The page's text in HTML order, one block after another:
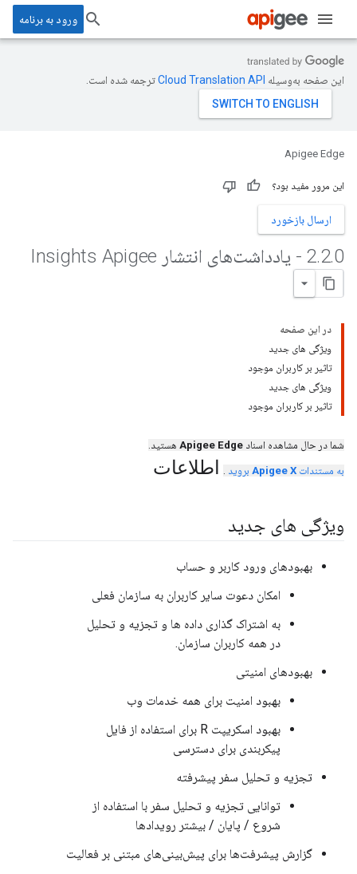
ورود به برنامه
این صفحه به‌وسیله ترجمه شده است.
Apigee Edge
این مرور مفید بود؟
ارسال بازخورد
2.2.0 - یادداشت‌های انتشار Insights Apigee
در این صفحه
ویژگی های جدید
تاثیر بر کاربران موجود
ویژگی های جدید
تاثیر بر کاربران موجود
شما در حال مشاهده اسناد Apigee Edge هستید.
به مستندات Apigee X بروید . اطلاعات
ویژگی های جدید
بهبودهای ورود کاربر و حساب
امکان دعوت سایر کاربران به سازمان فعلی
به اشتراک گذاری داده ها و تجزیه و تحلیل
در همه کاربران سازمان.
بهبودهای امنیتی
بهبود امنیت برای همه خدمات وب
بهبود اسکریپت R برای استفاده از فایل
پیکربندی برای دسترسی
تجزیه و تحلیل سفر پیشرفته
توانایی تجزیه و تحلیل سفر با استفاده از
شروع / پایان / بیشتر رویدادها
گزارش پیشرفت‌ها برای پیش‌بینی‌های مبتنی بر فعالیت